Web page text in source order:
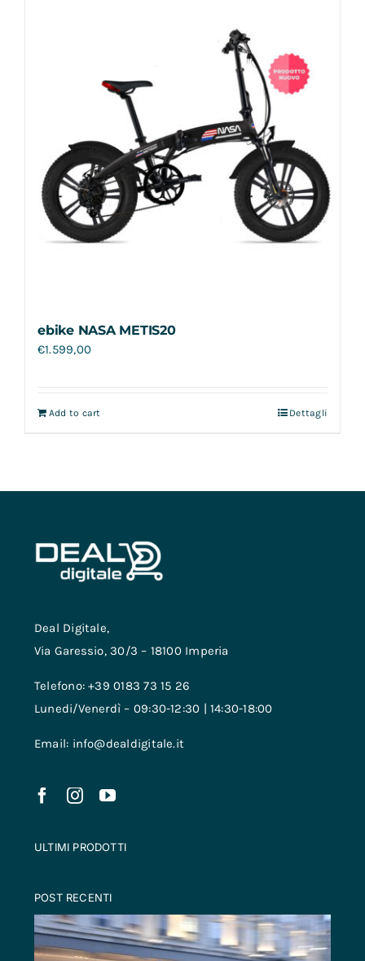
ebike NASA METIS20
€1.599,00
Add to cart Dettagli
Deal Digitale,
Via Garessio, 30/3 – 18100 Imperia
Telefono: +39 0183 73 15 26
Lunedi/Venerdì – 09:30-12:30 | 14:30-18:00
Email: info@dealdigitale.it
ULTIMI PRODOTTI
POST RECENTI